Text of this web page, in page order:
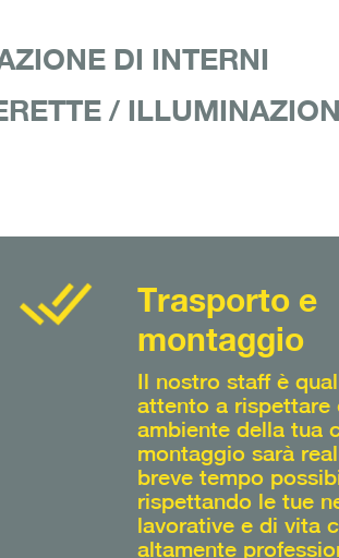
DI INTERNI
/
Trasporto e
montaggio
Il nostro staff è
attento a rispettare
ambiente della tua
montaggio sarà
breve tempo
rispettando le tue
lavorative e di vita
altamente